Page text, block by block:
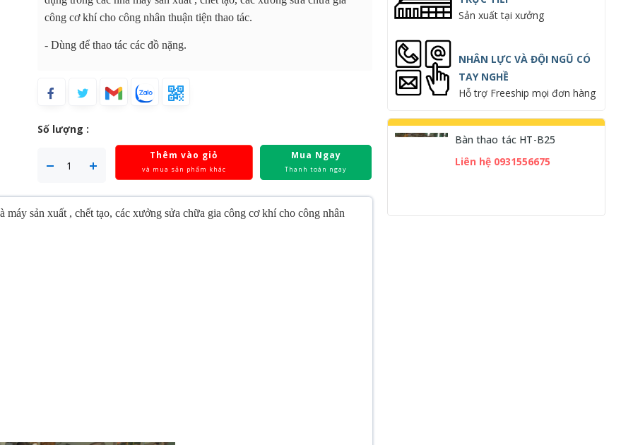
công cơ khí cho công nhân thuận tiện thao tác.
- Dùng để thao tác các đồ nặng.
Số lượng :
Thêm vào giỏ
và mua sản phẩm khác
Mua Ngay
Thanh toán ngay
sản xuất , chết tạo, các xưởng sửa chữa gia công cơ khí cho công nhân
Sản xuất tại xưởng
NHÂN LỰC VÀ ĐỘI NGŨ CÓ
TAY NGHỀ
Hỗ trợ Freeship mọi đơn hàng
Bàn thao tác HT-B25
Liên hệ 0931556675